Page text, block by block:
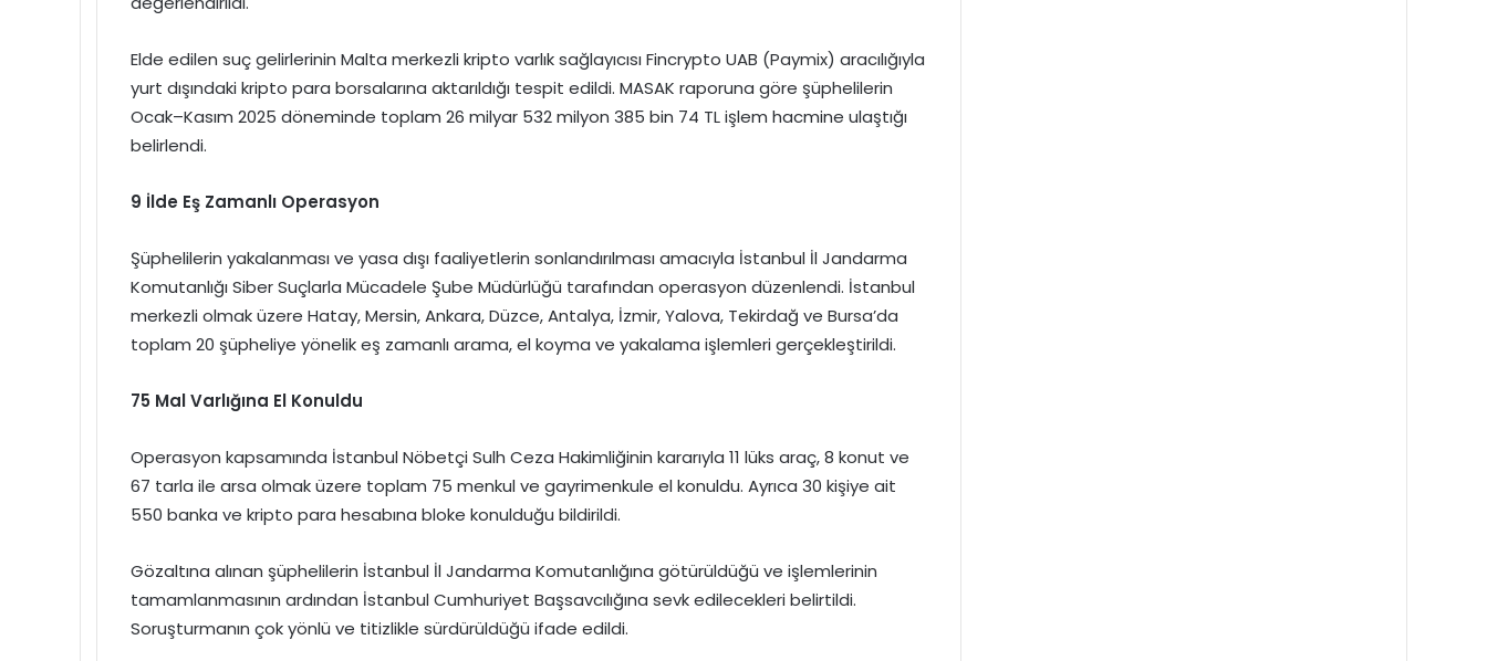
Elde edilen suç gelirlerinin Malta merkezli kripto varlık sağlayıcısı Fincrypto UAB (Paymix) aracılığıyla
yurt dışındaki kripto para borsalarına aktarıldığı tespit edildi. MASAK raporuna göre şüphelilerin
Ocak–Kasım 2025 döneminde toplam 26 milyar 532 milyon 385 bin 74 TL işlem hacmine ulaştığı
belirlendi.
9 İlde Eş Zamanlı Operasyon
Şüphelilerin yakalanması ve yasa dışı faaliyetlerin sonlandırılması amacıyla İstanbul İl Jandarma
Komutanlığı Siber Suçlarla Mücadele Şube Müdürlüğü tarafından operasyon düzenlendi. İstanbul
merkezli olmak üzere Hatay, Mersin, Ankara, Düzce, Antalya, İzmir, Yalova, Tekirdağ ve Bursa’da
toplam 20 şüpheliye yönelik eş zamanlı arama, el koyma ve yakalama işlemleri gerçekleştirildi.
75 Mal Varlığına El Konuldu
Operasyon kapsamında İstanbul Nöbetçi Sulh Ceza Hakimliğinin kararıyla 11 lüks araç, 8 konut ve
67 tarla ile arsa olmak üzere toplam 75 menkul ve gayrimenkule el konuldu. Ayrıca 30 kişiye ait
550 banka ve kripto para hesabına bloke konulduğu bildirildi.
Gözaltına alınan şüphelilerin İstanbul İl Jandarma Komutanlığına götürüldüğü ve işlemlerinin
tamamlanmasının ardından İstanbul Cumhuriyet Başsavcılığına sevk edilecekleri belirtildi.
Soruşturmanın çok yönlü ve titizlikle sürdürüldüğü ifade edildi.